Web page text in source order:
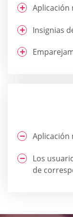
Aplicación
Insignias
Aplicación
Los
de